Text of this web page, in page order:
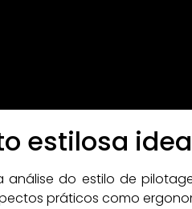
estilosa
análise do estilo de
práticos como